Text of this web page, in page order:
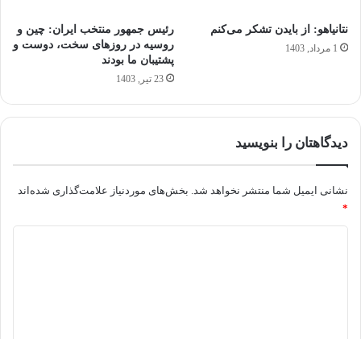
نتانیاهو: از بایدن تشکر می‌کنم
1 مرداد, 1403
رئیس ‌جمهور منتخب ایران: چین و
روسیه در روز‌های سخت، دوست و
پشتیبان ما بودند
23 تیر, 1403
دیدگاهتان را بنویسید
نشانی ایمیل شما منتشر نخواهد شد. بخش‌های موردنیاز علامت‌گذاری شده‌اند
*